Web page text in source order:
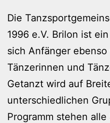
Die
1996 e.V. Brilon ist
sich Anfänger
Tänzerinnen und
Getanzt wird auf
unterschiedlichen
Programm stehen